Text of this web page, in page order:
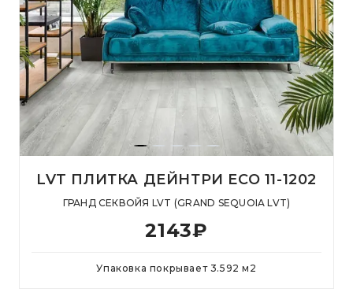
LVT ПЛИТКА ДЕЙНТРИ ECO 11-1202
ГРАНД СЕКВОЙЯ LVT (GRAND SEQUOIA LVT)
2143₽
Упаковка покрывает 3.592 м 2